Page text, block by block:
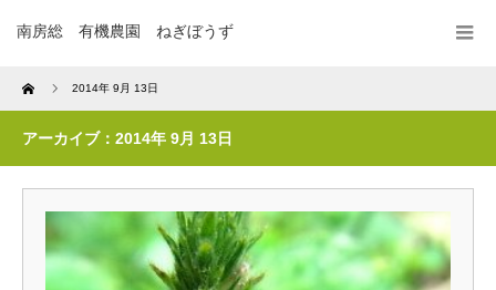
南房総 有機農園 ねぎぼうず
Home 2014年 9月 13日
アーカイブ：2014年 9月 13日